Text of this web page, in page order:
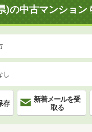
)の中古マンション
し
存
新着メールを受
取る